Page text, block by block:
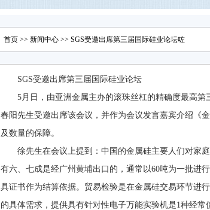
首页 >> 新闻中心 >> SGS受邀出席第三届国际硅业论坛咗
SGS受邀出席第三届国际硅业论坛
5月日，由亚洲金属主办的滚珠丝杠的精确度最高
春阳先生受邀出席该会议，并作为会议发言嘉宾介绍《
及数量的保障。
徐先生在会议上提到：中国的金属硅主要人们对家
有六、七成是经广州黄埔出口的，通常以60吨为一批进
具证书作为结算依据。贸易检验是在金属硅交易环节进
的具体需求，提供具有针对性电子万能实验机是1种经